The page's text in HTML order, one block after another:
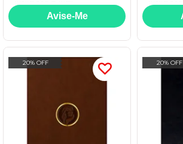
20% OFF 20% OFF